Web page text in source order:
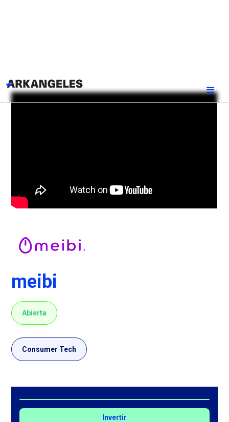
meibi
Abierta
Consumer Tech
Invertir